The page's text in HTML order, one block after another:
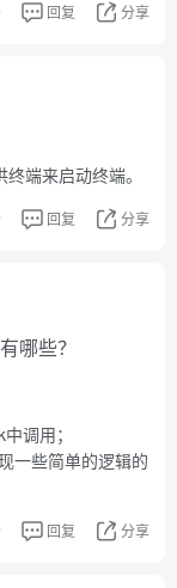
回复 分享
端来启动终端。
回复 分享
哪些？
调用；
一些简单的逻辑的
回复 分享